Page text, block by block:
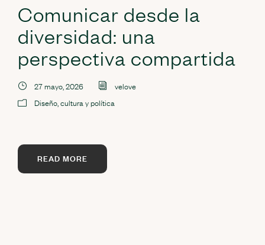
Comunicar desde la
diversidad: una
perspectiva compartida
27 mayo, 2026
velove
Diseño, cultura y política
READ MORE